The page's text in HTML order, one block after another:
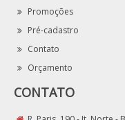
Promoções
Pré-cadastro
Contato
Orçamento
CONTATO